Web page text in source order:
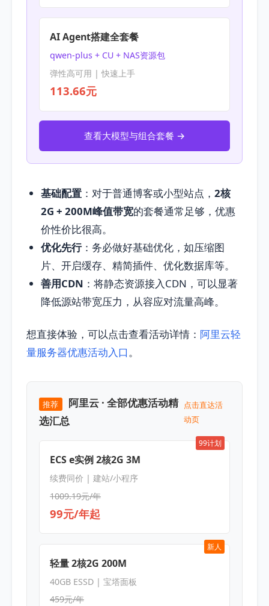
AI Agent搭建全套餐
qwen-plus + CU + NAS资源包
弹性高可用 | 快速上手
113.66元
查看大模型与组合套餐 →
基础配置 ：对于普通博客或小型站点， 2核
2G + 200M峰值带宽的套餐通常足够，优惠
价性价比很高。
优化先行：务必做好基础优化，如压缩图
片、开启缓存、精简插件、优化数据库等。
善用CDN ：将静态资源接入CDN，可以显著
降低源站带宽压力，从容应对流量高峰。
想直接体验，可以点击查看活动详情： 阿里云轻
量服务器优惠活动入口 。
推荐
阿里云 · 全部优惠活动精
选汇总
点击直达活
动页
99计划
ECS e实例 2核2G 3M
续费同价 | 建站/小程序
1009.19元/年
99元/年起
新人
轻量 2核2G 200M
40GB ESSD | 宝塔面板
459元/年